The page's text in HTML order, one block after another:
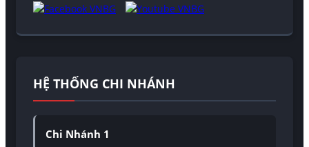
HỆ THỐNG CHI NHÁNH
Chi Nhánh 1